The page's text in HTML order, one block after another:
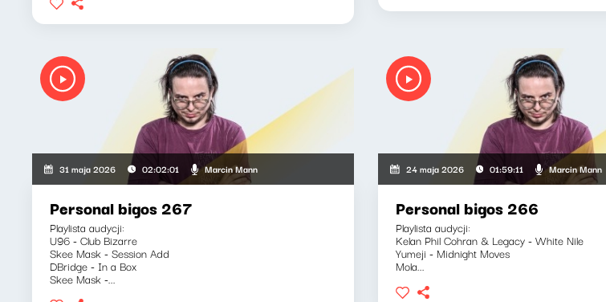
31 maja 2026 02:02:01 Marcin Mann
Personal bigos 267
Playlista audycji:
U96 - Club Bizarre
Skee Mask - Session Add
DBridge - In a Box
Skee Mask -...
24 maja 2026 01:59:11 Marcin Mann
Personal bigos 266
Playlista audycji:
Kelan Phil Cohran & Legacy - White Nile
Yumeji - Midnight Moves
Mola...